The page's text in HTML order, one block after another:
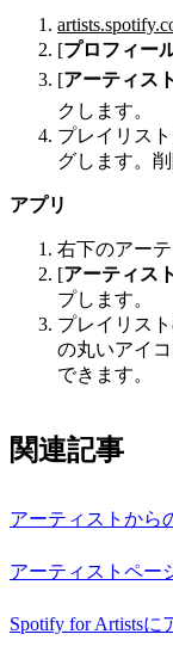
[プロフィー
[アーティス
クします。
プレイリス
グします。
アプリ
右下のアー
[アーティス
プします。
プレイリス
の丸いアイ
できます。
関連記事
アーティストから
アーティストペー
Spotify for Artistsに